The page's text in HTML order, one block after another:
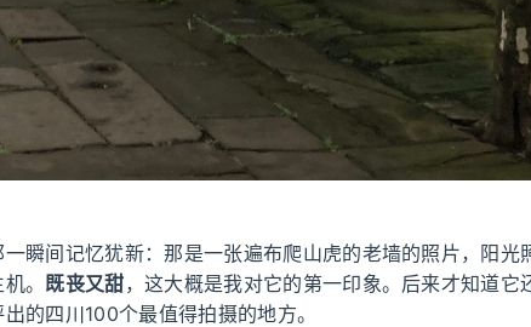
瞬间记忆犹新：那是一张遍布爬山虎的老墙的照片，阳光
。 既丧又甜，这大概是我对它的第一印象。后来才知道它
的四川100个最值得拍摄的地方。